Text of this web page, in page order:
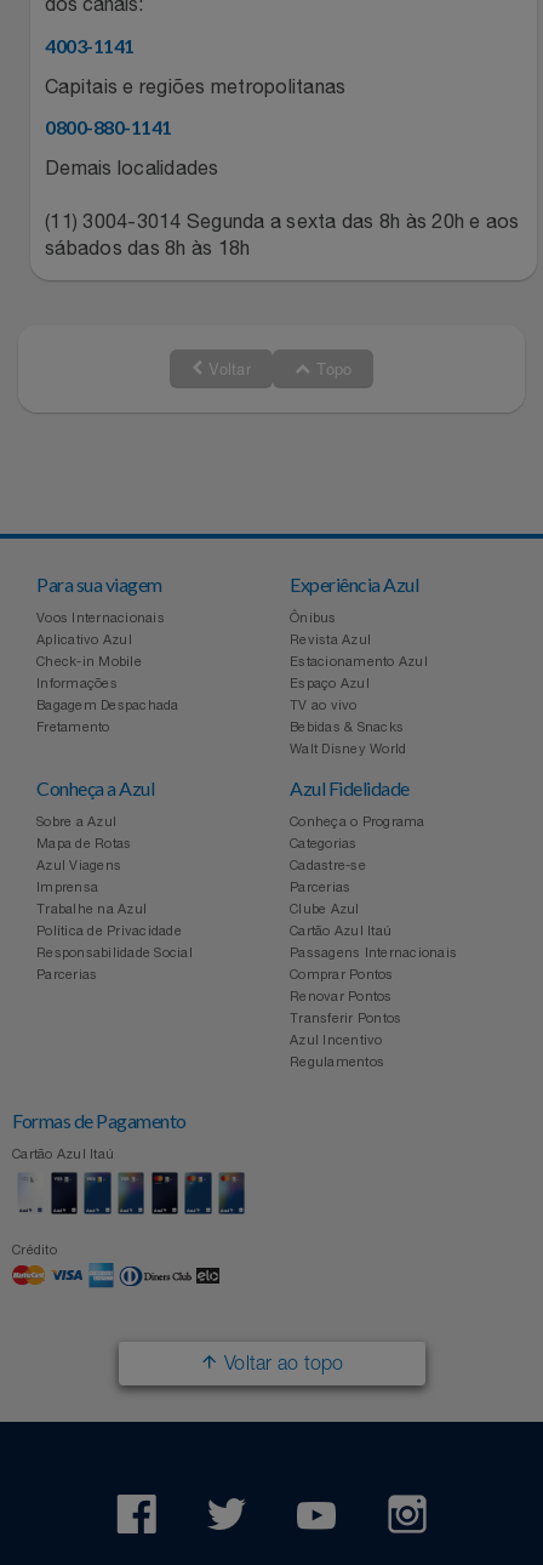
Óculos
Páscoa
Saúde E Bem-Estar
Vestuário
Natura
Oster
Ponto Frio
The Bar
Top Store
Três Corações
Weconnect
4003-1141
Capitais e regiões metropolitanas
0800-880-1141
Demais localidades
(11) 3004-3014 Segunda a sexta das 8h às 20h e aos
sábados das 8h às 18h
Voltar Topo
Para sua viagem
Voos Internacionais
Aplicativo Azul
Check-in Mobile
Informações
Bagagem Despachada
Fretamento
Experiência Azul
Ônibus
Revista Azul
Estacionamento Azul
Espaço Azul
TV ao vivo
Bebidas & Snacks
Walt Disney World
Conheça a Azul
Sobre a Azul
Mapa de Rotas
Azul Viagens
Imprensa
Trabalhe na Azul
Política de Privacidade
Responsabilidade Social
Parcerias
Azul Fidelidade
Conheça o Programa
Categorias
Cadastre-se
Parcerias
Clube Azul
Cartão Azul Itaú
Passagens Internacionais
Comprar Pontos
Renovar Pontos
Transferir Pontos
Azul Incentivo
Regulamentos
Formas de Pagamento
Cartão Azul Itaú
Crédito
Voltar ao topo